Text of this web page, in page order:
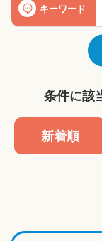
キーワード
条件に該
新着順